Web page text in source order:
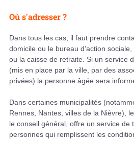
Où s'adresser ?
Dans tous les cas, il faut prendre
domicile ou le bureau d'action
ou la caisse de retraite. Si un service
(mis en place par la ville, par des
privées) la personne âgée sera
Dans certaines municipalités
Rennes, Nantes, villes de la Nièvre),
le conseil général, offre un service de
personnes qui remplissent les